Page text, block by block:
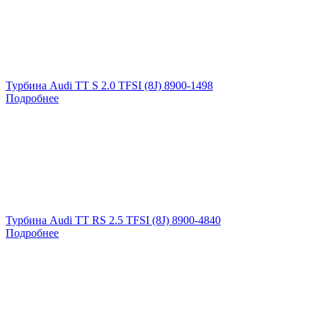
Турбина Audi TT S 2.0 TFSI (8J) 8900-1498
Подробнее
Турбина Audi TT RS 2.5 TFSI (8J) 8900-4840
Подробнее